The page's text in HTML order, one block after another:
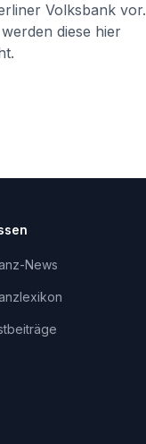
Volksbank vor.
diese hier
News